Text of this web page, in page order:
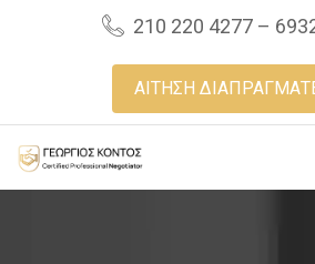
210 220 4277 –
ΑΙΤΗΣΗ